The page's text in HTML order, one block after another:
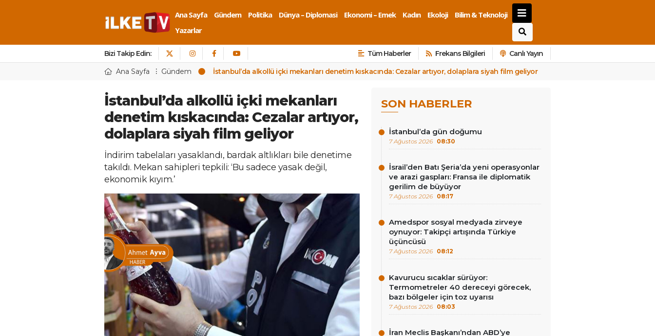
Ana Sayfa Gündem Politika Dünya – Diplomasi Ekonomi – Emek Kadın Ekoloji
Bilim & Teknoloji
Yazarlar
Bizi Takip Edin: Tüm Haberler Frekans Bilgileri Canlı Yayın
Ana Sayfa Gündem İstanbul’da alkollü içki mekanları denetim kıskacında: Cezalar artıyor, dolaplara siyah film geliyor
İstanbul’da alkollü içki mekanları
denetim kıskacında: Cezalar artıyor,
dolaplara siyah film geliyor
İndirim tabelaları yasaklandı, bardak altlıkları bile denetime
takıldı. Mekan sahipleri tepkili: ‘Bu sadece yasak değil,
ekonomik kıyım.’
SON HABERLER
İstanbul’da gün doğumu
7 Ağustos 2026 08:30
İsrail’den Batı Şeria’da yeni operasyonlar
ve arazi gaspları: Fransa ile diplomatik
gerilim de büyüyor
7 Ağustos 2026 08:17
Amedspor sosyal medyada zirveye
oynuyor: Takipçi artışında Türkiye
üçüncüsü
7 Ağustos 2026 08:12
Kavurucu sıcaklar sürüyor:
Termometreler 40 dereceyi görecek,
bazı bölgeler için toz uyarısı
7 Ağustos 2026 08:03
İran Meclis Başkanı’ndan ABD’ye